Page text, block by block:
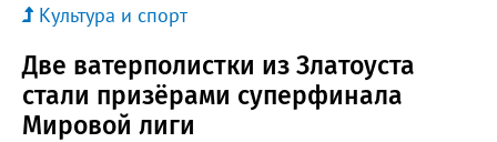
Культура и спорт
Две ватерполистки из Златоуста
стали призёрами суперфинала
Мировой лиги